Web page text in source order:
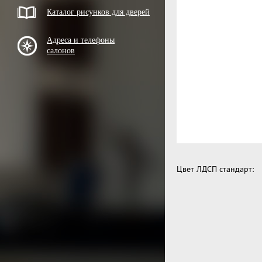
Каталог рисунков для дверей
Адреса и телефоны
салонов
Цвет ЛДСП стандарт: